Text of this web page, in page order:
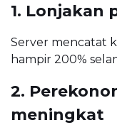
1. Lonjakan
Server mencatat
hampir 200%
2.
meningkat